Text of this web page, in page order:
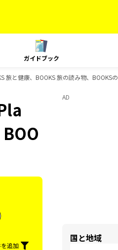
ガイドブック
と健康、BOOKS 旅の読み物、BOOKS
追加
AD
国と地域